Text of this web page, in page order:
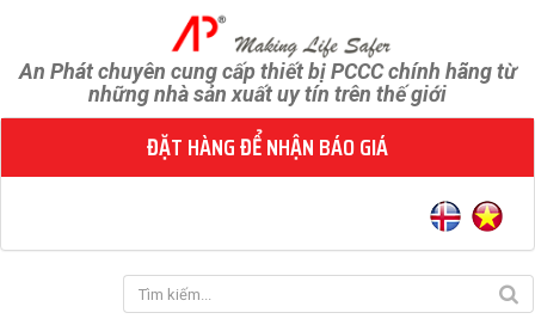
An Phát chuyên cung cấp thiết bị PCCC chính hãng từ
những nhà sản xuất uy tín trên thế giới
ĐẶT HÀNG ĐỂ NHẬN BÁO GIÁ